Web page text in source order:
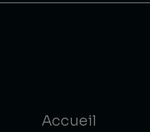
Accueil